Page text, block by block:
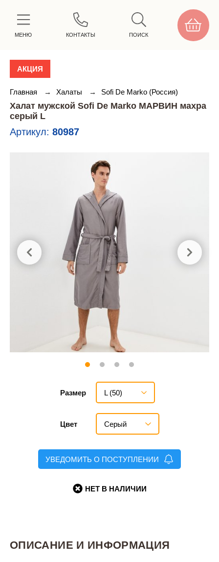
МЕНЮ КОНТАКТЫ ПОИСК
АКЦИЯ
Главная → Халаты → Sofi De Marko (Россия)
Халат мужской Sofi De Marko МАРВИН махра
серый L
Артикул: 80987
Размер L (50)
Цвет Серый
УВЕДОМИТЬ О ПОСТУПЛЕНИИ
НЕТ В НАЛИЧИИ
ОПИСАНИЕ И ИНФОРМАЦИЯ